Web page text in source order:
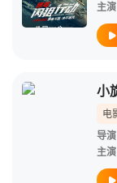
主演
小
电
导演
主演